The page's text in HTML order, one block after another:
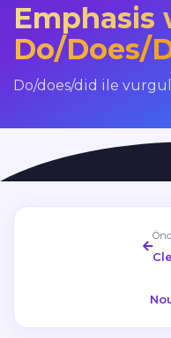
Emphasis
Do/Does/
Do/does/did ile